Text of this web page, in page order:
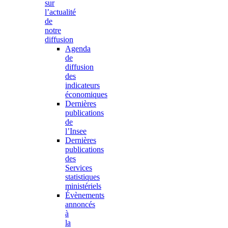
sur
l’actualité
de
notre
diffusion
Agenda
de
diffusion
des
indicateurs
économiques
Dernières
publications
de
l’Insee
Dernières
publications
des
Services
statistiques
ministériels
Évènements
annoncés
à
la